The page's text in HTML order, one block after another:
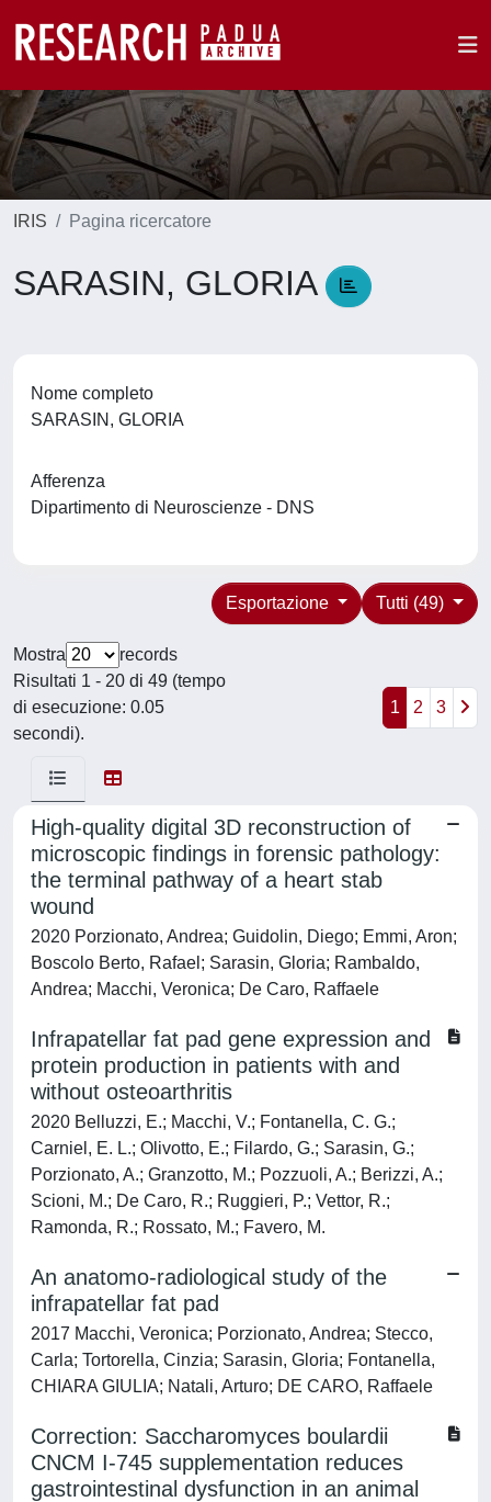
IRIS Pagina ricercatore
SARASIN, GLORIA
Nome completo
SARASIN, GLORIA
Afferenza
Dipartimento di Neuroscienze - DNS
Tutti (49)
Esportazione
Mostra
records
Risultati 1 - 20 di 49 (tempo
di esecuzione: 0.05
secondi).
1 2 3
High-quality digital 3D reconstruction of
microscopic findings in forensic pathology:
the terminal pathway of a heart stab
wound
2020 Porzionato, Andrea; Guidolin, Diego; Emmi, Aron;
Boscolo Berto, Rafael; Sarasin, Gloria; Rambaldo,
Andrea; Macchi, Veronica; De Caro, Raffaele
Infrapatellar fat pad gene expression and
protein production in patients with and
without osteoarthritis
2020 Belluzzi, E.; Macchi, V.; Fontanella, C. G.;
Carniel, E. L.; Olivotto, E.; Filardo, G.; Sarasin, G.;
Porzionato, A.; Granzotto, M.; Pozzuoli, A.; Berizzi, A.;
Scioni, M.; De Caro, R.; Ruggieri, P.; Vettor, R.;
Ramonda, R.; Rossato, M.; Favero, M.
An anatomo-radiological study of the
infrapatellar fat pad
2017 Macchi, Veronica; Porzionato, Andrea; Stecco,
Carla; Tortorella, Cinzia; Sarasin, Gloria; Fontanella,
CHIARA GIULIA; Natali, Arturo; DE CARO, Raffaele
Correction: Saccharomyces boulardii
CNCM I-745 supplementation reduces
gastrointestinal dysfunction in an animal